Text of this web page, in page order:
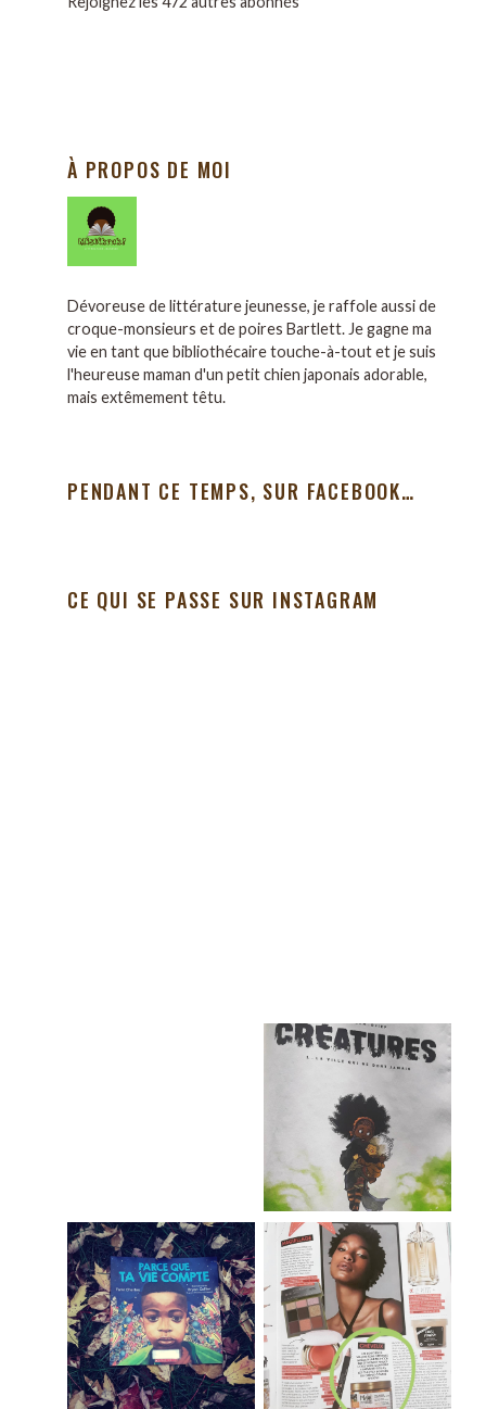
À PROPOS DE MOI
Dévoreuse de littérature jeunesse, je raffole aussi de
croque-monsieurs et de poires Bartlett. Je gagne ma
vie en tant que bibliothécaire touche-à-tout et je suis
l'heureuse maman d'un petit chien japonais adorable,
mais extêmement têtu.
PENDANT CE TEMPS, SUR FACEBOOK…
CE QUI SE PASSE SUR INSTAGRAM